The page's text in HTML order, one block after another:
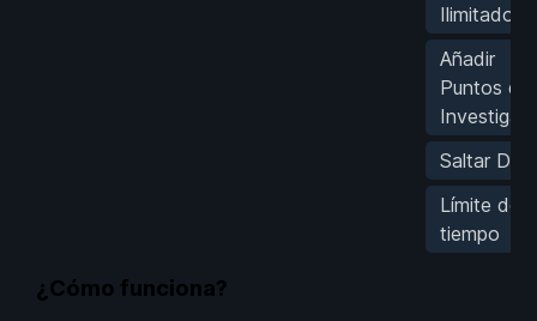
Ilimitado
Añadir
Puntos de
Saltar Día
Límite de
tiempo
¿Cómo funciona?